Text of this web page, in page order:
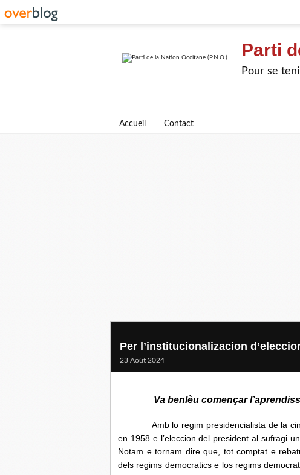
Parti
Pour se
Accueil Contact
Per l’institucionalizacion
23 Août 2024
Va benlèu començar
Amb lo regim presidencialista de la
en 1958 e l’eleccion del president al sufragi
Notam e tornam dire que, tot comptat e
dels regims democratics e los regims